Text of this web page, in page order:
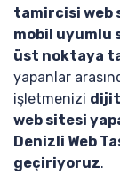
tamircisi web
mobil uyumlu
üst noktaya
yapanlar
işletmenizi
web sitesi
Denizli Web
geçiriyoruz.